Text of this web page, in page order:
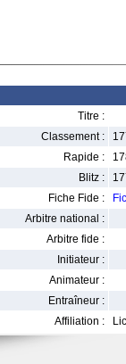
Titre :
Classement :
Rapide :
Blitz :
Fiche Fide :
Arbitre national :
Arbitre fide :
Initiateur :
Animateur :
Entraîneur :
Affiliation :